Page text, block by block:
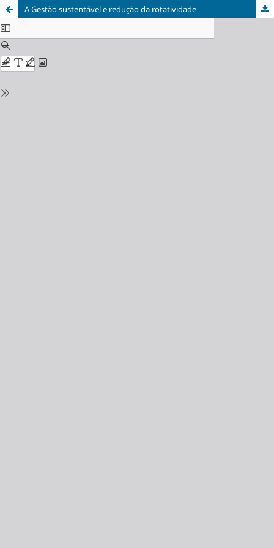
A Gestão sustentável e redução da rotatividade